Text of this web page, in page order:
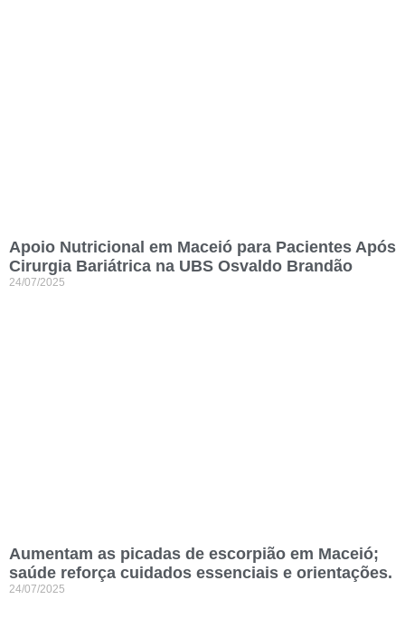
Apoio Nutricional em Maceió para Pacientes Após
Cirurgia Bariátrica na UBS Osvaldo Brandão
24/07/2025
Aumentam as picadas de escorpião em Maceió;
saúde reforça cuidados essenciais e orientações.
24/07/2025